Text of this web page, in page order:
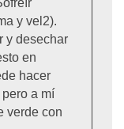
y vel2).
y desechar
en
hacer
a mí
verde con